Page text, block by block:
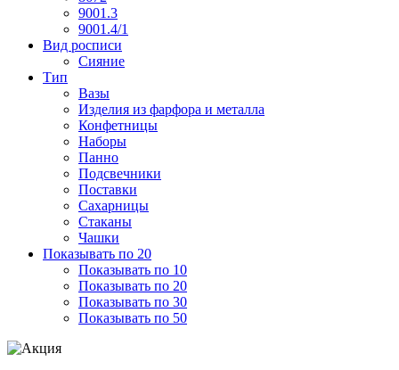
9001.3
9001.4/1
Вид росписи
Сияние
Тип
Вазы
Изделия из фарфора и металла
Конфетницы
Наборы
Панно
Подсвечники
Поставки
Сахарницы
Стаканы
Чашки
Показывать по 20
Показывать по 10
Показывать по 20
Показывать по 30
Показывать по 50